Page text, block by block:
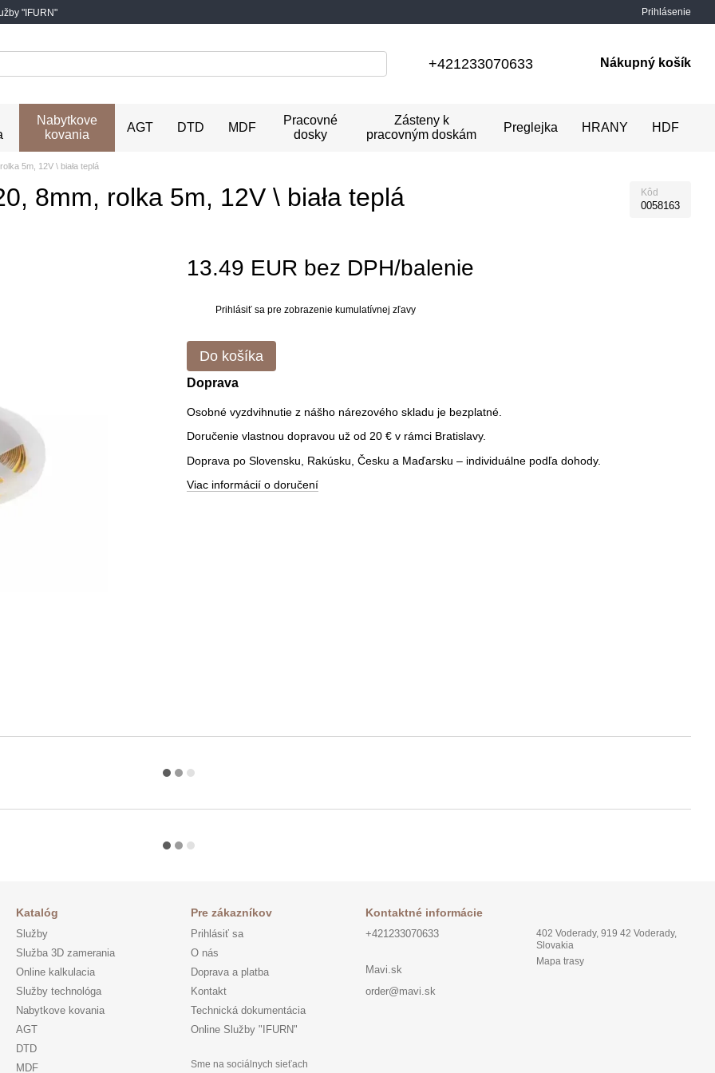
"IFURN" Prihlásenie
+421233070633 Nákupný košík
Nabytkove
kovania
AGT DTD MDF
Pracovné
dosky
Zásteny k
pracovným doskám
Preglejka HRANY HDF
5m, 12V \ biała teplá
8mm, rolka 5m, 12V \ biała teplá Kôd
0058163
13.49 EUR bez DPH/balenie
Prihlásiť sa pre zobrazenie kumulatívnej zľavy
Do košíka
Doprava
Osobné vyzdvihnutie z nášho nárezového skladu je bezplatné.
Doručenie vlastnou dopravou už od 20 € v rámci Bratislavy.
Doprava po Slovensku, Rakúsku, Česku a Maďarsku – individuálne podľa dohody.
Viac informácií o doručení
Katalóg
Služby
Služba 3D zamerania
Online kalkulacia
Služby technológa
Nabytkove kovania
AGT
DTD
MDF
Pre zákazníkov
Prihlásiť sa
O nás
Doprava a platba
Kontakt
Technická dokumentácia
Online Služby "IFURN"
Sme na sociálnych sieťach
Kontaktné informácie
+421233070633
Mavi.sk
order@mavi.sk
402 Voderady, 919 42 Voderady,
Slovakia
Mapa trasy